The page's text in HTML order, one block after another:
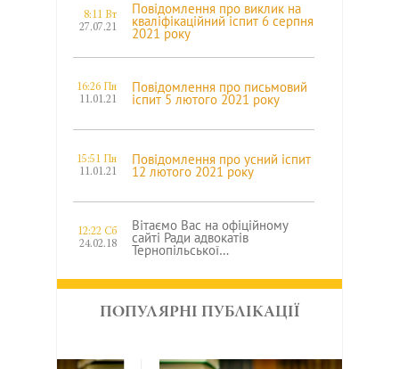
8:11 Вт
27.07.21
Повідомлення про виклик на
кваліфікаційний іспит 6 серпня
2021 року
16:26 Пн
11.01.21
Повідомлення про письмовий
іспит 5 лютого 2021 року
15:51 Пн
11.01.21
Повідомлення про усний іспит
12 лютого 2021 року
12:22 Сб
24.02.18
Вітаємо Вас на офіційному
сайті Ради адвокатів
Тернопільської…
ПОПУЛЯРНІ ПУБЛІКАЦІЇ